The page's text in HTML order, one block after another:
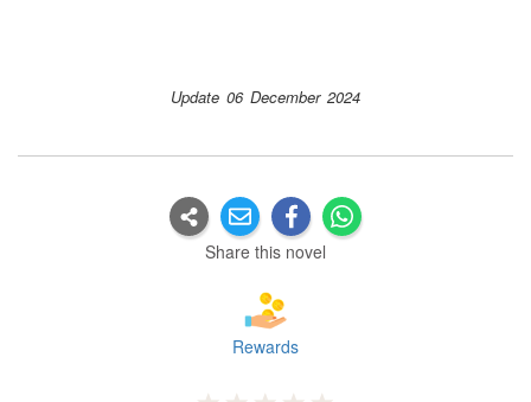
Update 06 December 2024
Share this novel
Rewards